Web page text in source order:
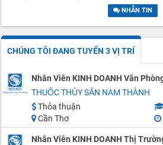
NHẮN TIN
CHÚNG TÔI ĐANG TUYỂN 3 VỊ TRÍ
Nhân Viên KINH DOANH Văn
THUỐC THỦY SẢN NAM THÀNH
Thỏa thuận
Cần Thơ
Nhân Viên KINH DOANH Thị